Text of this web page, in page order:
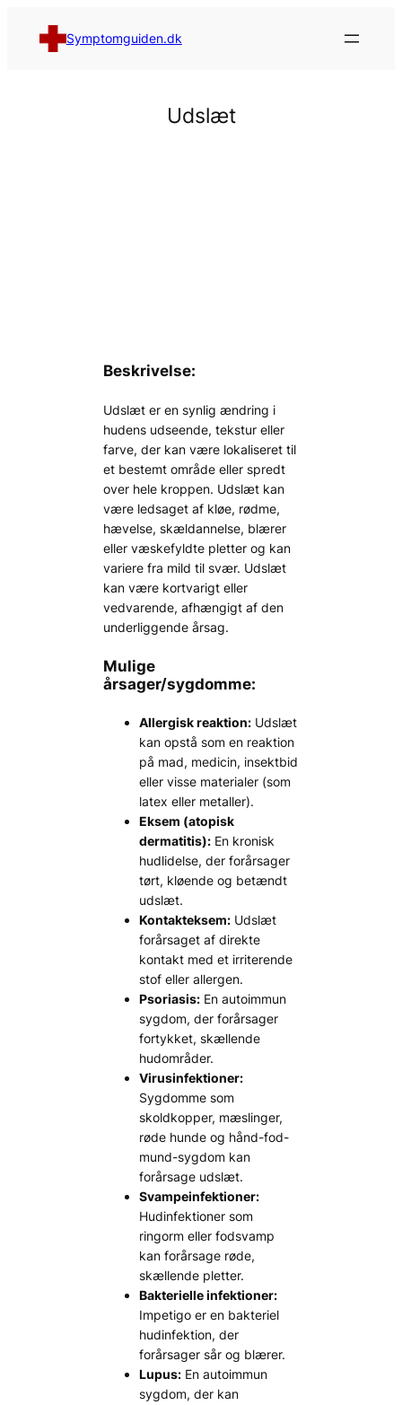
indhold
Symptomguiden.dk
Udslæt
Beskrivelse:
Udslæt er en synlig ændring i
hudens udseende, tekstur eller
farve, der kan være lokaliseret til
et bestemt område eller spredt
over hele kroppen. Udslæt kan
være ledsaget af kløe, rødme,
hævelse, skældannelse, blærer
eller væskefyldte pletter og kan
variere fra mild til svær. Udslæt
kan være kortvarigt eller
vedvarende, afhængigt af den
underliggende årsag.
Mulige
årsager/sygdomme:
Allergisk reaktion: Udslæt
kan opstå som en reaktion
på mad, medicin, insektbid
eller visse materialer (som
latex eller metaller).
Eksem (atopisk
dermatitis): En kronisk
hudlidelse, der forårsager
tørt, kløende og betændt
udslæt.
Kontakteksem: Udslæt
forårsaget af direkte
kontakt med et irriterende
stof eller allergen.
Psoriasis: En autoimmun
sygdom, der forårsager
fortykket, skællende
hudområder.
Virusinfektioner:
Sygdomme som
skoldkopper, mæslinger,
røde hunde og hånd-fod-
mund-sygdom kan
forårsage udslæt.
Svampeinfektioner:
Hudinfektioner som
ringorm eller fodsvamp
kan forårsage røde,
skællende pletter.
Bakterielle infektioner:
Impetigo er en bakteriel
hudinfektion, der
forårsager sår og blærer.
Lupus: En autoimmun
sygdom, der kan